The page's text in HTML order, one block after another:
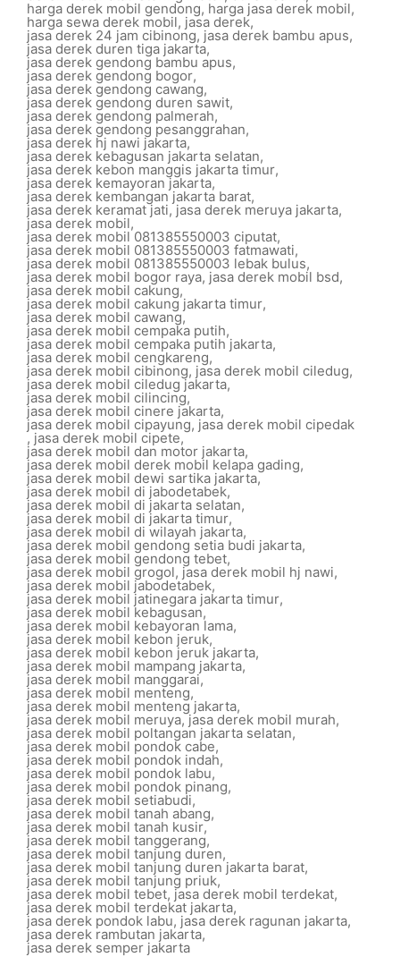
harga derek mobil gendong, harga jasa derek mobil,
harga sewa derek mobil, jasa derek,
jasa derek 24 jam cibinong, jasa derek bambu apus,
jasa derek duren tiga jakarta,
jasa derek gendong bambu apus,
jasa derek gendong bogor,
jasa derek gendong cawang,
jasa derek gendong duren sawit,
jasa derek gendong palmerah,
jasa derek gendong pesanggrahan,
jasa derek hj nawi jakarta,
jasa derek kebagusan jakarta selatan,
jasa derek kebon manggis jakarta timur,
jasa derek kemayoran jakarta,
jasa derek kembangan jakarta barat,
jasa derek keramat jati,jasa derek meruya jakarta,
jasa derek mobil,
jasa derek mobil 081385550003 ciputat,
jasa derek mobil 081385550003 fatmawati,
jasa derek mobil 081385550003 lebak bulus,
jasa derek mobil bogor raya, jasa derek mobil bsd,
jasa derek mobil cakung,
jasa derek mobil cakung jakarta timur,
jasa derek mobil cawang,
jasa derek mobil cempaka putih,
jasa derek mobil cempaka putih jakarta,
jasa derek mobil cengkareng,
jasa derek mobil cibinong, jasa derek mobil ciledug,
jasa derek mobil ciledug jakarta,
jasa derek mobil cilincing,
jasa derek mobil cinere jakarta,
jasa derek mobil cipayung, jasa derek mobil cipedak
, jasa derek mobil cipete,
jasa derek mobil dan motor jakarta,
jasa derek mobil derek mobil kelapa gading,
jasa derek mobil dewi sartika jakarta,
jasa derek mobil di jabodetabek,
jasa derek mobil di jakarta selatan,
jasa derek mobil di jakarta timur,
jasa derek mobil di wilayah jakarta,
jasa derek mobil gendong setia budi jakarta,
jasa derek mobil gendong tebet,
jasa derek mobil grogol, jasa derek mobil hj nawi,
jasa derek mobil jabodetabek,
jasa derek mobil jatinegara jakarta timur,
jasa derek mobil kebagusan,
jasa derek mobil kebayoran lama,
jasa derek mobil kebon jeruk,
jasa derek mobil kebon jeruk jakarta,
jasa derek mobil mampang jakarta,
jasa derek mobil manggarai,
jasa derek mobil menteng,
jasa derek mobil menteng jakarta,
jasa derek mobil meruya,jasa derek mobil murah,
jasa derek mobil poltangan jakarta selatan,
jasa derek mobil pondok cabe,
jasa derek mobil pondok indah,
jasa derek mobil pondok labu,
jasa derek mobil pondok pinang,
jasa derek mobil setiabudi,
jasa derek mobil tanah abang,
jasa derek mobil tanah kusir,
jasa derek mobil tanggerang,
jasa derek mobil tanjung duren,
jasa derek mobil tanjung duren jakarta barat,
jasa derek mobil tanjung priuk,
jasa derek mobil tebet, jasa derek mobil terdekat,
jasa derek mobil terdekat jakarta,
jasa derek pondok labu, jasa derek ragunan jakarta,
jasa derek rambutan jakarta,
jasa derek semper jakarta